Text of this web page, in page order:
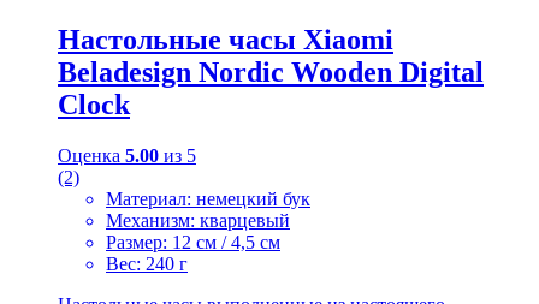
Настольные часы Xiaomi
Beladesign Nordic Wooden Digital
Clock
Оценка 5.00 из 5
(2)
Материал: немецкий бук
Механизм: кварцевый
Размер: 12 см / 4,5 см
Вес: 240 г